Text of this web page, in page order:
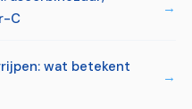
C
wat betekent